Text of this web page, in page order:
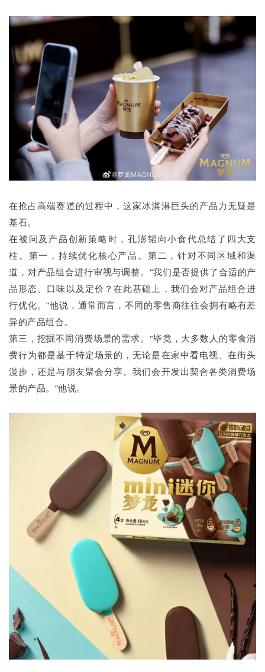
在抢占高端赛道的过程中，这家冰淇淋巨头的产品力无疑是
基石。
在被问及产品创新策略时，孔澎韬向小食代总结了四大支
柱。第一，持续优化核心产品。第二，针对不同区域和渠
道，对产品组合进行审视与调整。“我们是否提供了合适的产
品形态、口味以及定价？在此基础上，我们会对产品组合进
行优化。”他说，通常而言，不同的零售商往往会拥有略有差
异的产品组合。
第三，挖掘不同消费场景的需求。“毕竟，大多数人的零食消
费行为都是基于特定场景的，无论是在家中看电视、在街头
漫步，还是与朋友聚会分享。我们会开发出契合各类消费场
景的产品。”他说。